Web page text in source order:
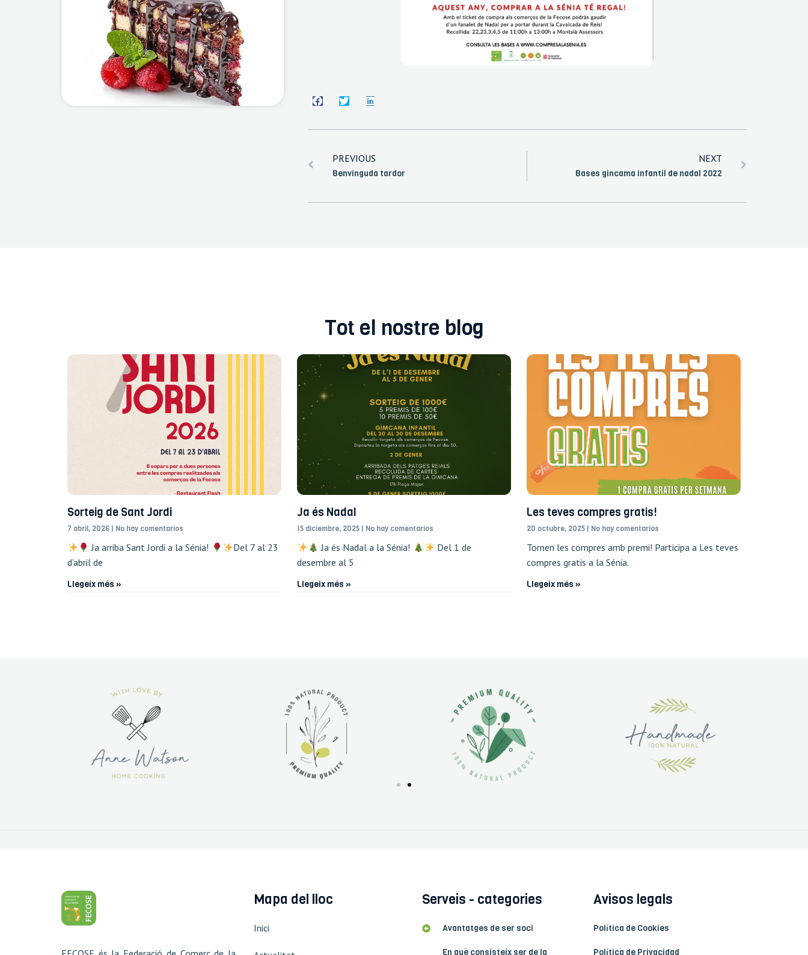
PREVIOUS
Benvinguda tardor
NEXT
Bases gincama infantil de nadal 2022
Tot el nostre blog
Sorteig de Sant Jordi
7 abril, 2026 No hay comentarios
Ja arriba Sant Jordi a la Sénia!
Del 7 al 23
d’abril de
Llegeix més »
Ja és Nadal
15 diciembre, 2025 No hay comentarios
Ja és Nadal a la Sénia!
Del 1 de
desembre al 5
Llegeix més »
Les teves compres gratis!
20 octubre, 2025 No hay comentarios
Tornen les compres amb premi! Participa a Les teves
compres gratis a la Sénia.
Llegeix més »
Mapa del lloc
Inici
Serveis - categories
Avantatges de ser soci
En què consisteix ser de la
Avisos legals
Política de Cookies
Política de Privacidad